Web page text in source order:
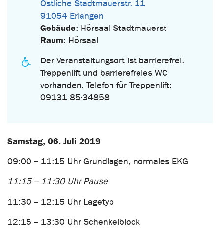
Östliche Stadtmauerstr. 11
91054 Erlangen
Gebäude: Hörsaal Stadtmauerst
Raum: Hörsaal
Der Veranstaltungsort ist barrierefrei.
Treppenlift und barrierefreies WC
vorhanden. Telefon für Treppenlift:
09131 85-34858
Samstag, 06. Juli 2019
09:00 – 11:15 Uhr Grundlagen, normales EKG
11:15 – 11:30 Uhr Pause
11:30 – 12:15 Uhr Lagetyp
12:15 – 13:30 Uhr Schenkelblock